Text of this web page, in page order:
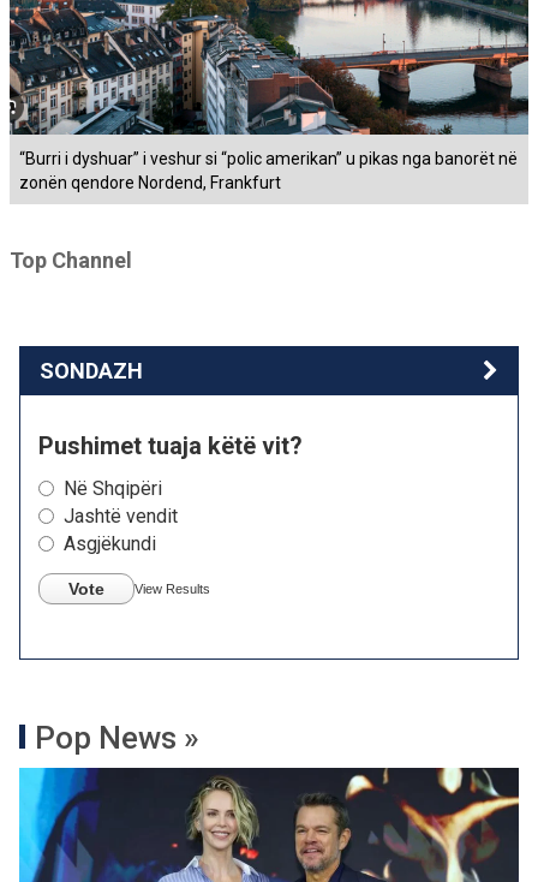
“Burri i dyshuar” i veshur si “polic amerikan” u pikas nga banorët në
zonën qendore Nordend, Frankfurt
Top Channel
SONDAZH
Pushimet tuaja këtë vit?
Në Shqipëri
Jashtë vendit
Asgjëkundi
Vote View Results
Pop News »